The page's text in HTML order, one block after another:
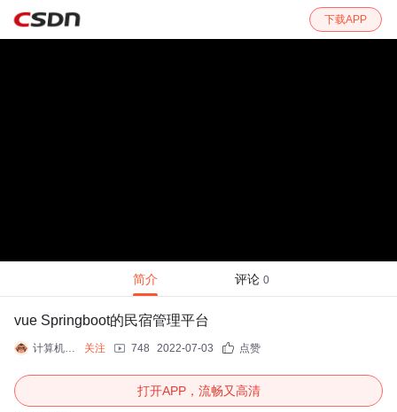
下载APP
简介 评论 0
vue Springboot的民宿管理平台
计算机专业码农一枚 关注 748 2022-07-03 点赞
打开APP，流畅又高清